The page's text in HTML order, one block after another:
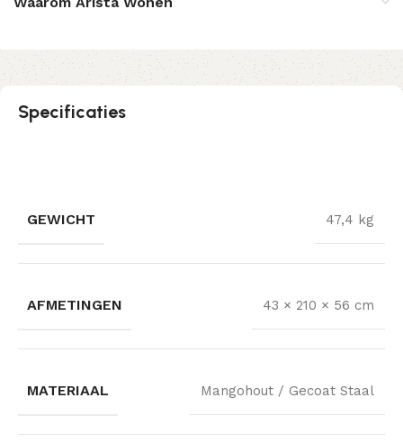
Specificaties
GEWICHT 47,4 kg
AFMETINGEN 43 × 210 × 56 cm
MATERIAAL Mangohout / Gecoat Staal